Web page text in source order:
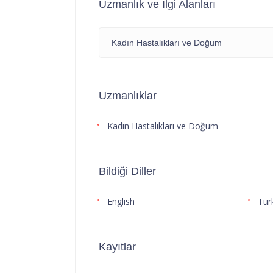
Uzmanlık ve İlgi Alanları
Kadın Hastalıkları ve Doğum
Uzmanlıklar
Kadın Hastalıkları ve Doğum
Bildiği Diller
English
Kayıtlar